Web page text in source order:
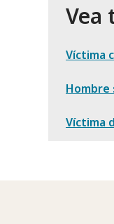
Vea
Víctima
Hombre
Víctima